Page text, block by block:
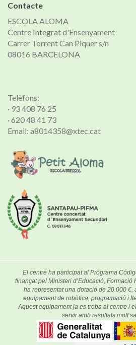
Contacte
ESCOLA ALOMA
Centre Integrat d'Ensenyament
Carrer Torrent Can Piquer s/n
08016 BARCELONA
Telèfons:
· 93 408 76 25
· 620 48 41 73
Email: a8014358@xtec.cat
El centre ha participat al Programa
finançat pel Ministeri d’Educació, Formació
ha representat una dotació de 20.000 €,
equipament de robòtica, programació i
Aquest equipament ja es troba al centre i
servir amb resultats molt